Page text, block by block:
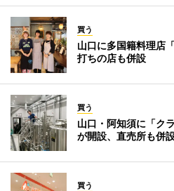
買う
山口に多国籍料理店
打ちの店も併設
買う
山口・阿知須に「ク
が開設、直売所も併
買う